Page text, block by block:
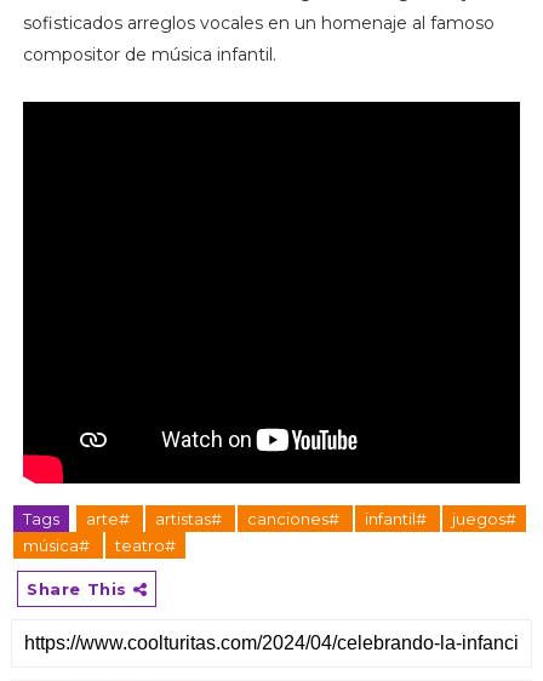
sofisticados arreglos vocales en un homenaje al famoso
compositor de música infantil.
Tags arte# artistas# canciones# infantil#
juegos#
música#
teatro#
Share This